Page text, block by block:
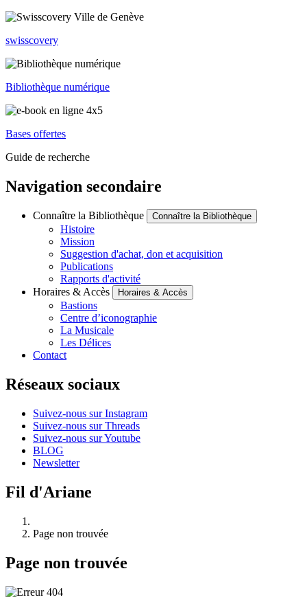
swisscovery
Bibliothèque numérique
Bases offertes
Guide de recherche
Navigation secondaire
Connaître la Bibliothèque Connaître la Bibliothèque
Histoire
Mission
Suggestion d'achat, don et acquisition
Publications
Rapports d'activité
Horaires & Accès
Horaires & Accès
Bastions
Centre d’iconographie
La Musicale
Les Délices
Contact
Réseaux sociaux
Suivez-nous sur Instagram
Suivez-nous sur Threads
Suivez-nous sur Youtube
BLOG
Newsletter
Fil d'Ariane
Page non trouvée
Page non trouvée